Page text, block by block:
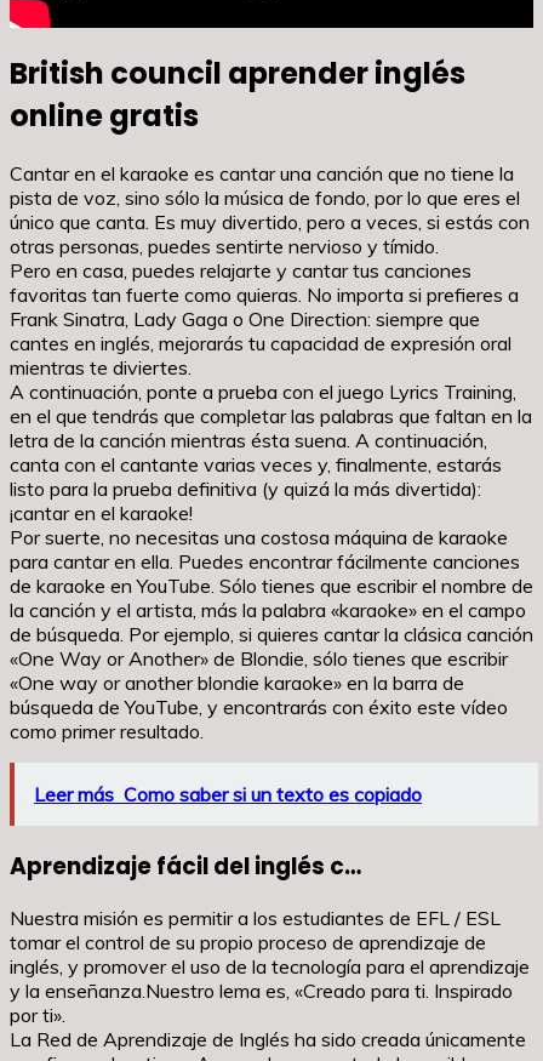
British council aprender inglés
online gratis
Cantar en el karaoke es cantar una canción que no tiene la
pista de voz, sino sólo la música de fondo, por lo que eres el
único que canta. Es muy divertido, pero a veces, si estás con
otras personas, puedes sentirte nervioso y tímido.
Pero en casa, puedes relajarte y cantar tus canciones
favoritas tan fuerte como quieras. No importa si prefieres a
Frank Sinatra, Lady Gaga o One Direction: siempre que
cantes en inglés, mejorarás tu capacidad de expresión oral
mientras te diviertes.
A continuación, ponte a prueba con el juego Lyrics Training,
en el que tendrás que completar las palabras que faltan en la
letra de la canción mientras ésta suena. A continuación,
canta con el cantante varias veces y, finalmente, estarás
listo para la prueba definitiva (y quizá la más divertida):
¡cantar en el karaoke!
Por suerte, no necesitas una costosa máquina de karaoke
para cantar en ella. Puedes encontrar fácilmente canciones
de karaoke en YouTube. Sólo tienes que escribir el nombre de
la canción y el artista, más la palabra «karaoke» en el campo
de búsqueda. Por ejemplo, si quieres cantar la clásica canción
«One Way or Another» de Blondie, sólo tienes que escribir
«One way or another blondie karaoke» en la barra de
búsqueda de YouTube, y encontrarás con éxito este vídeo
como primer resultado.
Leer más Como saber si un texto es copiado
Aprendizaje fácil del inglés c…
Nuestra misión es permitir a los estudiantes de EFL / ESL
tomar el control de su propio proceso de aprendizaje de
inglés, y promover el uso de la tecnología para el aprendizaje
y la enseñanza.Nuestro lema es, «Creado para ti. Inspirado
por ti».
La Red de Aprendizaje de Inglés ha sido creada únicamente